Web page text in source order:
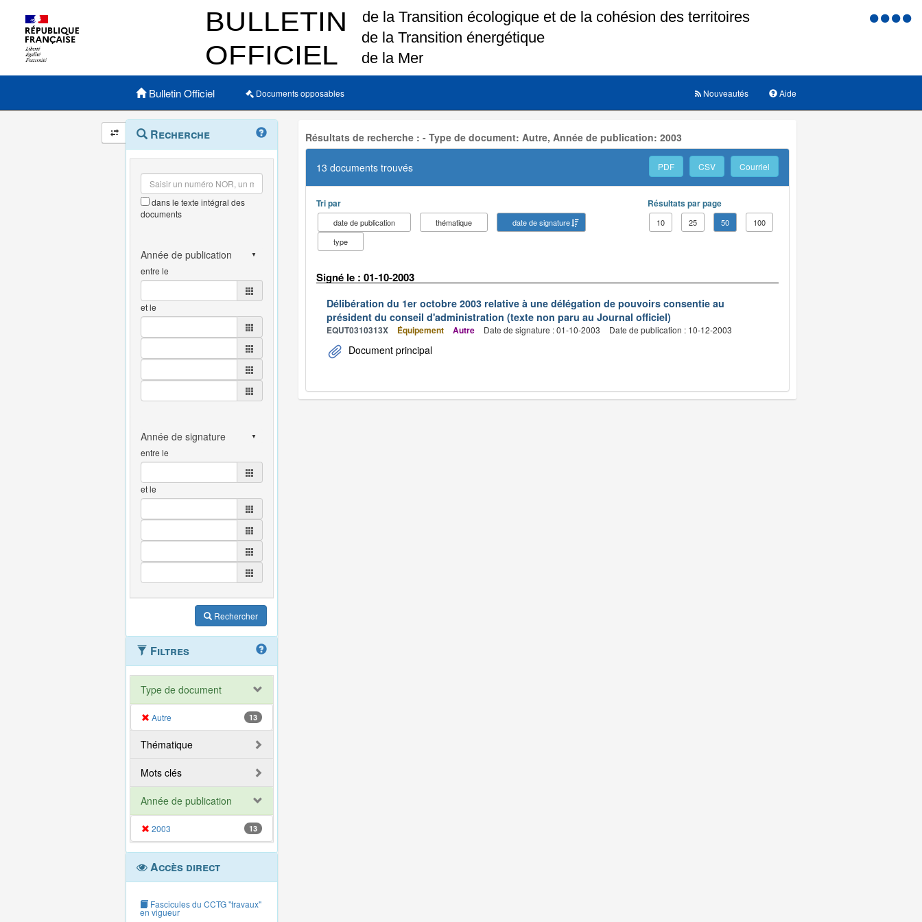
Menu
Menu principal
Bulletin Officiel Documents opposables Aide
Nouveautés
Navigation
et
outils
annexes
Menu
contextuel
Recherche
dans le texte intégral des
documents
entre le
et le
entre le
et le
Rechercher
Filtres
Type de document
Autre 13
Thématique
Mots clés
Année de publication
2003 13
Accès direct
Fascicules du CCTG "travaux"
en vigueur
Résultats de recherche : - Type de document: Autre, Année de publication: 2003
13 documents trouvés PDF CSV Courriel
Tri par
date de publication thématique
date de signature
type
Résultats par page
10 25 50 100
Signé le : 01-10-2003
Délibération du 1er octobre 2003 relative à une délégation de pouvoirs consentie au
président du conseil d'administration (texte non paru au Journal officiel)
EQUT0310313X Équipement Autre Date de signature : 01-10-2003 Date de publication : 10-12-2003
Document principal